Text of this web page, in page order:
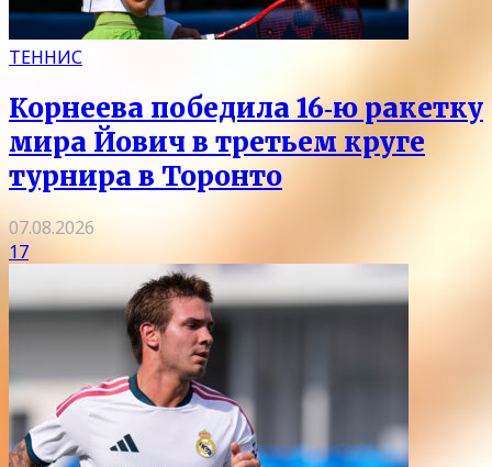
ТЕННИС
Корнеева победила 16‑ю ракетку
мира Йович в третьем круге
турнира в Торонто
07.08.2026
17